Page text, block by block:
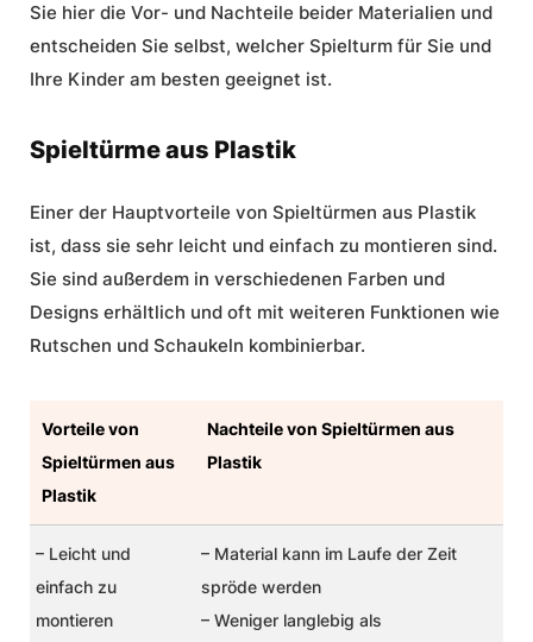
Sie hier die Vor- und Nachteile beider Materialien und
entscheiden Sie selbst, welcher Spielturm für Sie und
Ihre Kinder am besten geeignet ist.
Spieltürme aus Plastik
Einer der Hauptvorteile von Spieltürmen aus Plastik
ist, dass sie sehr leicht und einfach zu montieren sind.
Sie sind außerdem in verschiedenen Farben und
Designs erhältlich und oft mit weiteren Funktionen wie
Rutschen und Schaukeln kombinierbar.
Vorteile von
Spieltürmen aus
Plastik
Nachteile von Spieltürmen aus
Plastik
– Leicht und
einfach zu
montieren
– Material kann im Laufe der Zeit
spröde werden
– Weniger langlebig als